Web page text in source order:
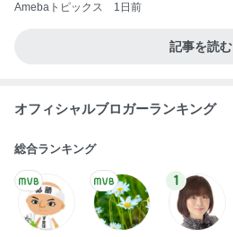
Amebaトピックス 1日前
記事を読む
オフィシャルブロガーランキング
総合ランキング
1